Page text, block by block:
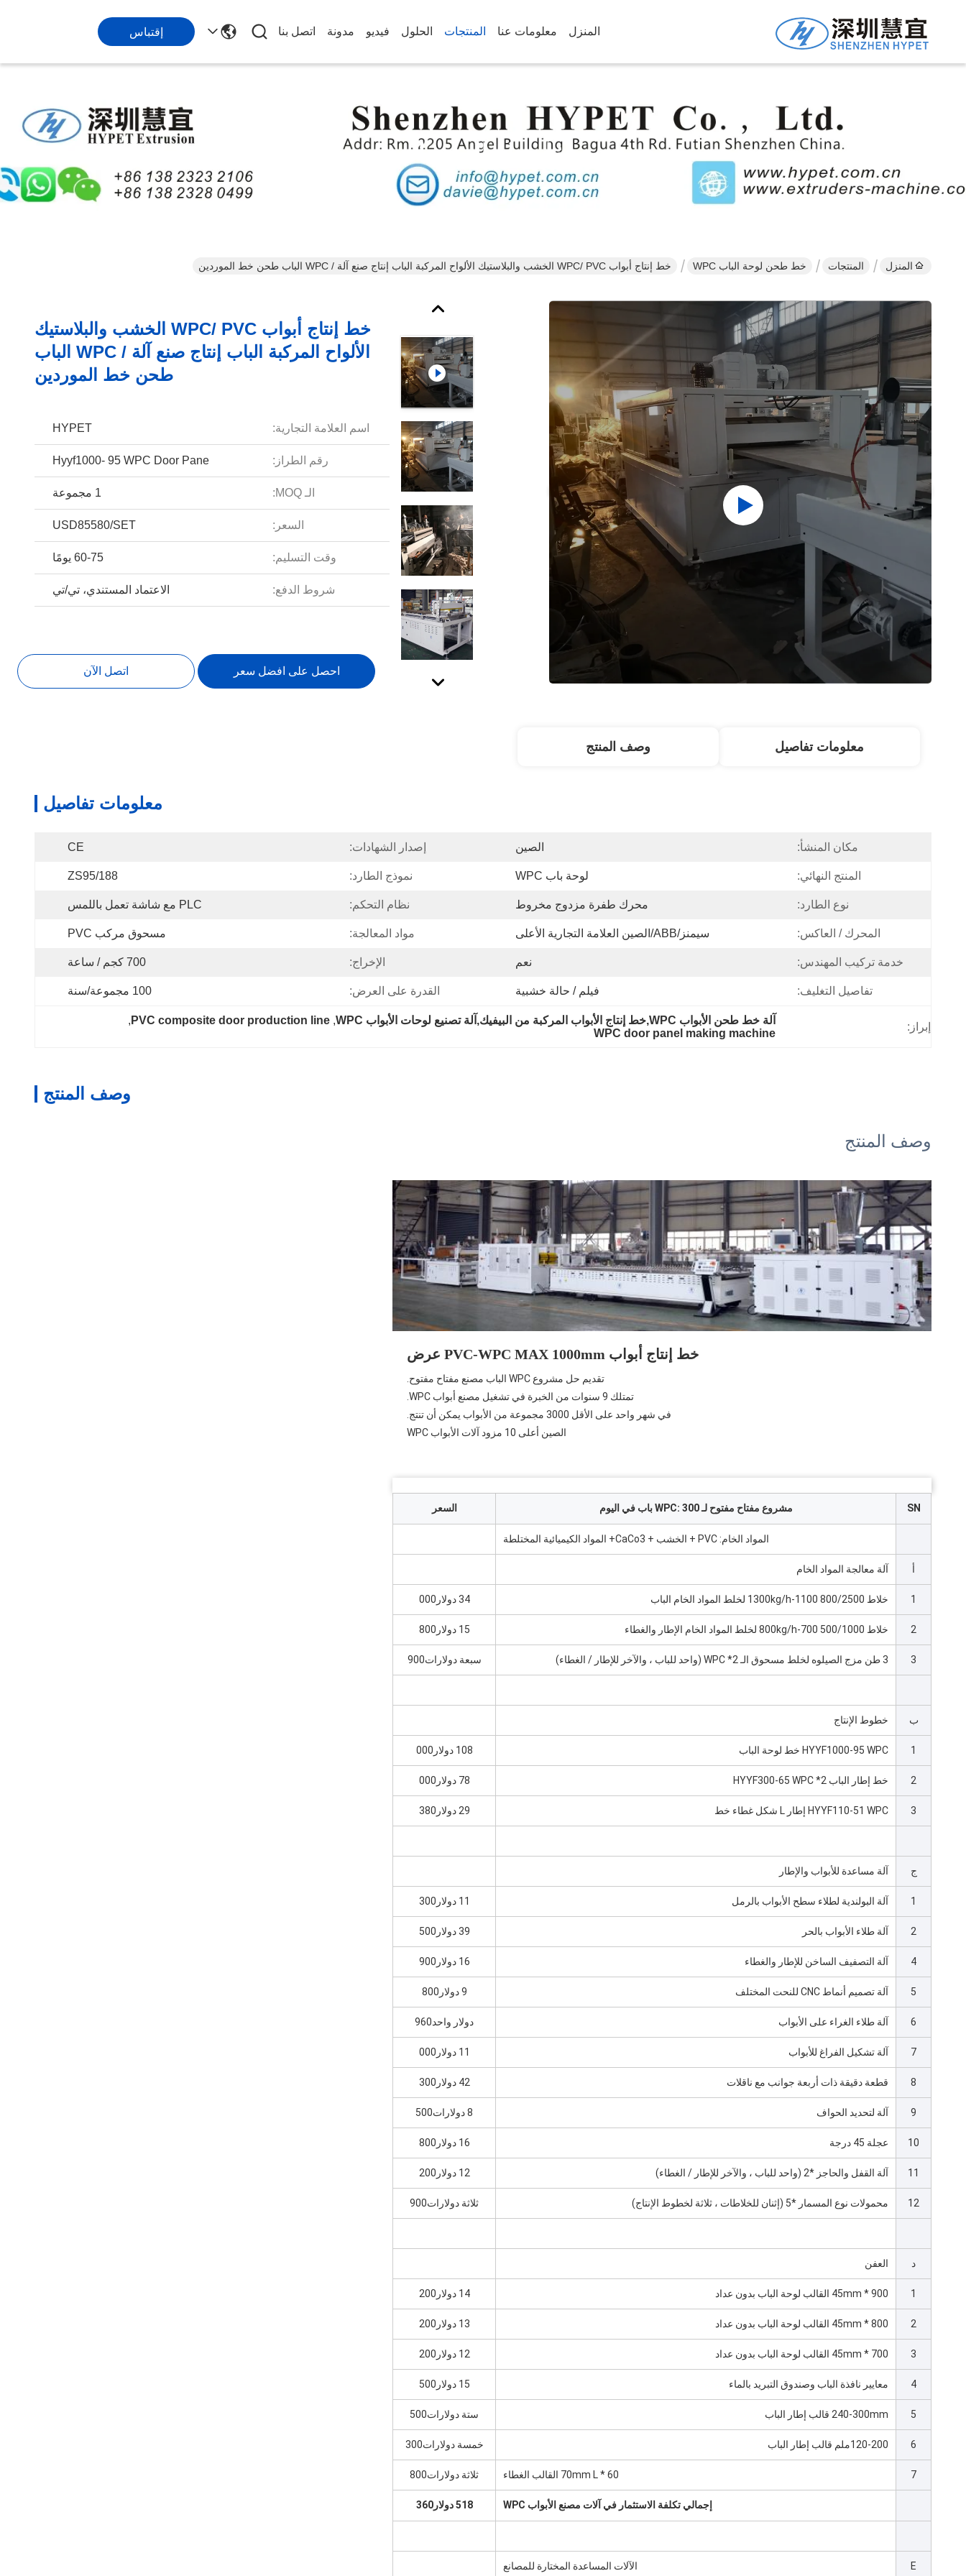
المنزل معلومات عنا المنتجات الحلول فيديو مدونة اتصل بنا إقتباس
تفاصيل المنتجات
المنزل المنتجات خط طحن لوحة الباب WPC خط إنتاج أبواب WPC/ PVC الخشب والبلاستيك الألواح المركبة الباب إنتاج صنع آلة / WPC الباب طحن خط الموردين
خط إنتاج أبواب WPC/ PVC الخشب والبلاستيك
الألواح المركبة الباب إنتاج صنع آلة / WPC الباب
طحن خط الموردين
اسم العلامة التجارية: HYPET
رقم الطراز: Hyyf1000- 95 WPC Door Pane
الـ MOQ: 1 مجموعة
السعر: USD85580/SET
وقت التسليم: 60-75 يومًا
شروط الدفع: الاعتماد المستندي، تي/تي
احصل على افضل سعر اتصل الآن
معلومات تفاصيل وصف المنتج
معلومات تفاصيل
مكان المنشأ: الصين إصدار الشهادات: CE
المنتج النهائي: لوحة باب WPC نموذج الطارد: ZS95/188
نوع الطارد: محرك طفرة مزدوج مخروط نظام التحكم: PLC مع شاشة تعمل باللمس
المحرك / العاكس: سيمنز/ABB/الصين العلامة التجارية الأعلى مواد المعالجة: مسحوق مركب PVC
خدمة تركيب المهندس: نعم الإخراج: 700 كجم / ساعة
تفاصيل التغليف: فيلم / حالة خشبية القدرة على العرض: 100 مجموعة/سنة
إبراز:
آلة خط طحن الأبواب WPC,خط إنتاج الأبواب المركبة من البيفيك,آلة تصنيع لوحات الأبواب WPC ,
PVC composite door production line
,
WPC door panel making machine
وصف المنتج
وصف المنتج
خط إنتاج أبواب PVC-WPC MAX 1000mm عرض
تقديم حل مشروع WPC الباب مصنع مفتاح مفتوح.
تمتلك 9 سنوات من الخبرة في تشغيل مصنع أبواب WPC.
في شهر واحد على الأقل 3000 مجموعة من الأبواب يمكن أن تنتج.
الصين أعلى 10 مزود آلات الأبواب WPC
SN مشروع مفتاح مفتوح لـ WPC: 300 باب في اليوم السعر
المواد الخام: PVC + الخشب + CaCo3+ المواد الكيميائية المختلطة
أ آلة معالجة المواد الخام
1 خلاط 800/2500 1100-1300kg/h لخلط المواد الخام الباب 34 دولار000
2 خلاط 500/1000 700-800kg/h لخلط المواد الخام الإطار والغطاء 15 دولار800
3 3 طن مزج الصيلوه لخلط مسحوق الـ WPC *2 (واحد للباب ، والآخر للإطار / الغطاء) سبعة دولارات900
ب خطوط الإنتاج
1 HYYF1000-95 WPC خط لوحة الباب 108 دولار000
2 خط إطار الباب HYYF300-65 WPC *2 78 دولار000
3 HYYF110-51 WPC إطار L شكل غطاء خط 29 دولار380
ج آلة مساعدة للأبواب والإطار
1 آلة البولندية لطلاء سطح الأبواب بالرمل 11 دولار300
2 آلة طلاء الأبواب بالحر 39 دولار500
4 آلة التصفيف الساخن للإطار والغطاء 16 دولار900
5 آلة تصميم أنماط CNC للنحت المختلف 9 دولار800
6 آلة طلاء الغراء على الأبواب دولار واحد960
7 آلة تشكيل الفراغ للأبواب 11 دولار000
8 قطعة دقيقة ذات أربعة جوانب مع ناقلات 42 دولار300
9 آلة لتحديد الحواف 8 دولارات500
10 عجلة 45 درجة 16 دولار800
11 آلة القفل والحاجز *2 (واحد للباب ، والآخر للإطار / الغطاء) 12 دولار200
12 محمولات نوع المسمار *5 (إثنان للخلاطات ، ثلاثة لخطوط الإنتاج) ثلاثة دولارات900
د العفن
1 900 * 45mm القالب لوحة الباب بدون عداد 14 دولار200
2 800 * 45mm القالب لوحة الباب بدون عداد 13 دولار200
3 700 * 45mm القالب لوحة الباب بدون عداد 12 دولار200
4 معايير نافذة الباب وصندوق التبريد بالماء 15 دولار500
5 240-300mm قالب إطار الباب ستة دولارات500
6 120-200ملم قالب إطار الباب خمسة دولارات300
7 60 * 70mm L القالب الغطاء ثلاثة دولارات800
إجمالي تكلفة الاستثمار في آلات مصنع الأبواب WPC 518 دولار360
E الآلات المساعدة المختارة للمصانع